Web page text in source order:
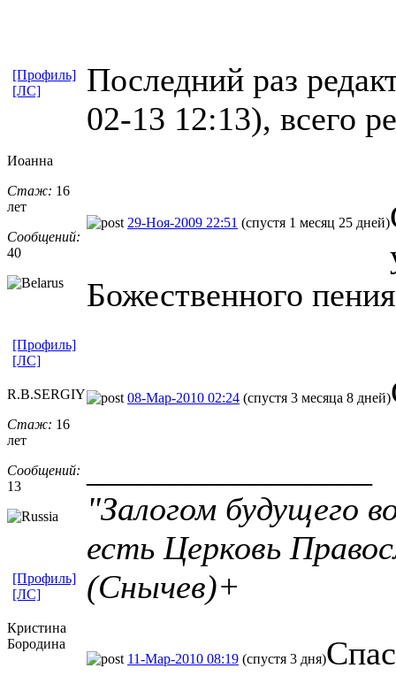
Последний раз
02-13 12:13), всего
[Профиль]
[ЛС]
Иоанна
Стаж: 16
лет
Сообщений:
40
29-Ноя-2009 22:51 (спустя 1 месяц 25 дней)
Божественного
[Профиль]
[ЛС]
R.B.SERGIY
Стаж: 16
лет
Сообщений:
13
08-Мар-2010 02:24 (спустя 3 месяца 8 дней)
"Залогом будущего
есть Церковь
(Снычев)+
[Профиль]
[ЛС]
Кристина
Бородина
11-Мар-2010 08:19 (спустя 3 дня)